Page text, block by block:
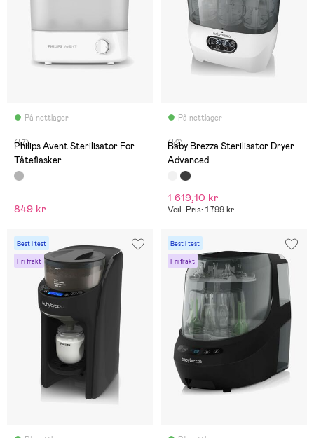
På nettlager
(47)
Philips Avent Sterilisator For
Tåteflasker
849 kr
På nettlager
(42)
Baby Brezza Sterilisator Dryer
Advanced
1 619,10 kr
Veil. Pris: 1 799 kr
Best i test
Fri frakt
Best i test
Fri frakt